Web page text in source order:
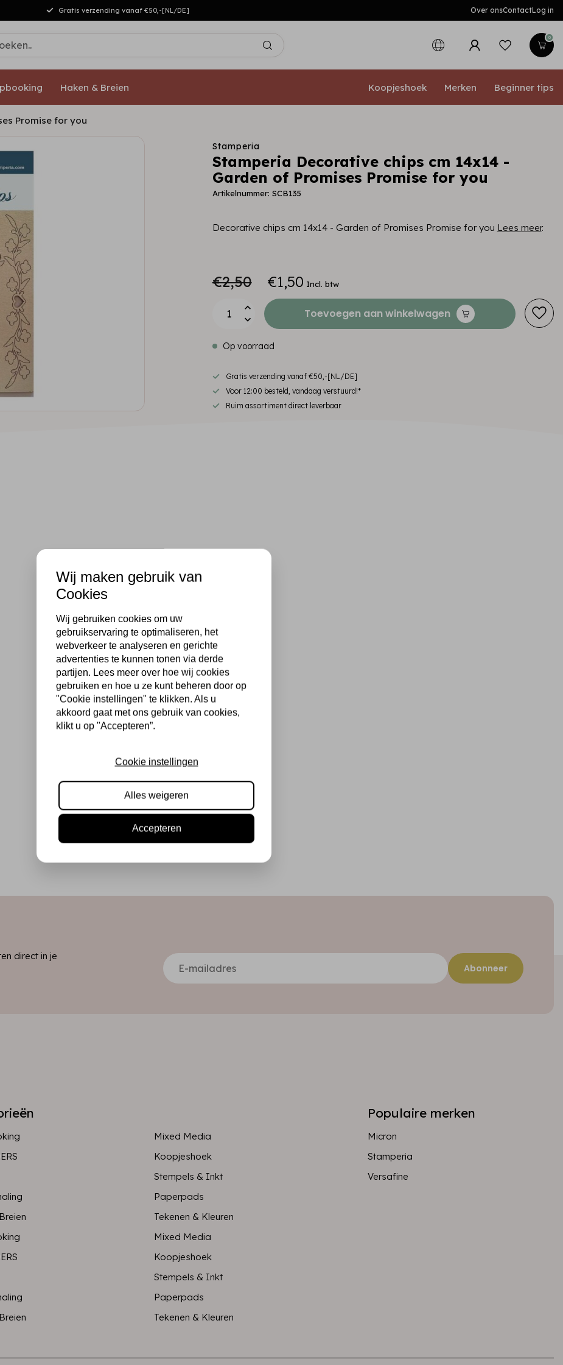
Gratis verzending vanaf €50,-[NL/DE] Over onsContactLog in
0
Haken & Breien Koopjeshoek Merken Beginner tips
Promise for you
Stamperia
Stamperia Decorative chips cm 14x14 -
Garden of Promises Promise for you
Artikelnummer: SCB135
Decorative chips cm 14x14 - Garden of Promises Promise for you Lees meer.
€2,50 €1,50 Incl. btw
Toevoegen aan winkelwagen
Op voorraad
Gratis verzending vanaf €50,-[NL/DE]
Voor 12:00 besteld, vandaag verstuurd!*
Ruim assortiment direct leverbaar
direct in je
Abonneer
Mixed Media
Koopjeshoek
Stempels & Inkt
Paperpads
Tekenen & Kleuren
Mixed Media
Koopjeshoek
Stempels & Inkt
Paperpads
Tekenen & Kleuren
Populaire merken
Micron
Stamperia
Versafine
Wij maken gebruik van
Cookies
Wij gebruiken cookies om uw
gebruikservaring te optimaliseren, het
webverkeer te analyseren en gerichte
advertenties te kunnen tonen via derde
partijen. Lees meer over hoe wij cookies
gebruiken en hoe u ze kunt beheren door op
"Cookie instellingen" te klikken. Als u
akkoord gaat met ons gebruik van cookies,
klikt u op "Accepteren”.
Cookie instellingen
Alles weigeren
Accepteren